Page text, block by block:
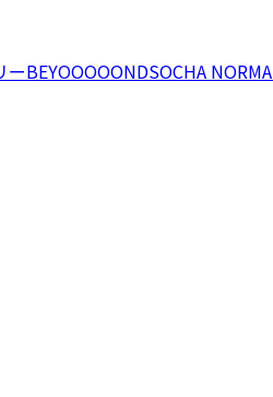
ーBEYOOOOONDSOCHA NORMA